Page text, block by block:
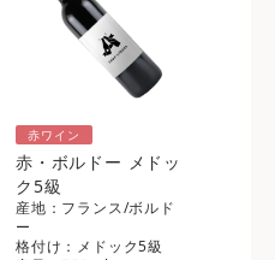
赤ワイン
赤・ボルドー メドッ
ク5級
産地：フランス/ボルド
ー
格付け：メドック5級